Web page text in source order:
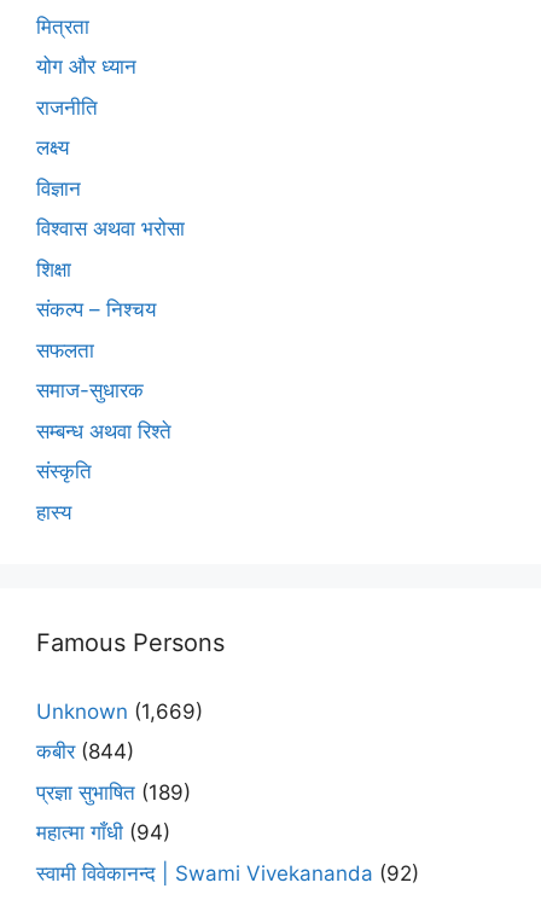
मित्रता
योग और ध्यान
राजनीति
लक्ष्य
विज्ञान
विश्वास अथवा भरोसा
शिक्षा
संकल्प – निश्चय
सफलता
समाज-सुधारक
सम्बन्ध अथवा रिश्ते
संस्कृति
हास्य
Famous Persons
Unknown (1,669)
कबीर(844)
प्रज्ञा सुभाषित (189)
महात्मा गाँधी (94)
स्वामी विवेकानन्द | Swami Vivekananda (92)